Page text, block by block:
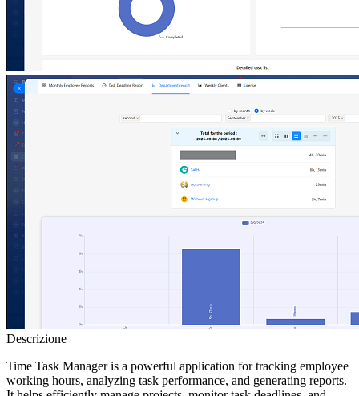
Descrizione
Time Task Manager is a powerful application for tracking employee
working hours, analyzing task performance, and generating reports.